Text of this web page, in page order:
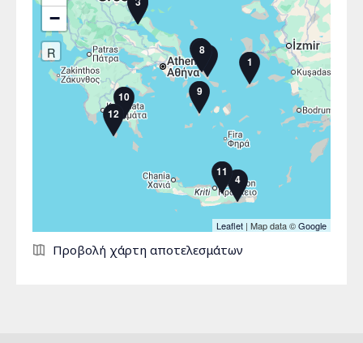
1
4
67
8
9
10
11
12
−
R
Leaflet | Map data ©Google
Σελίδες
Προβολή χάρτη αποτελεσμάτων